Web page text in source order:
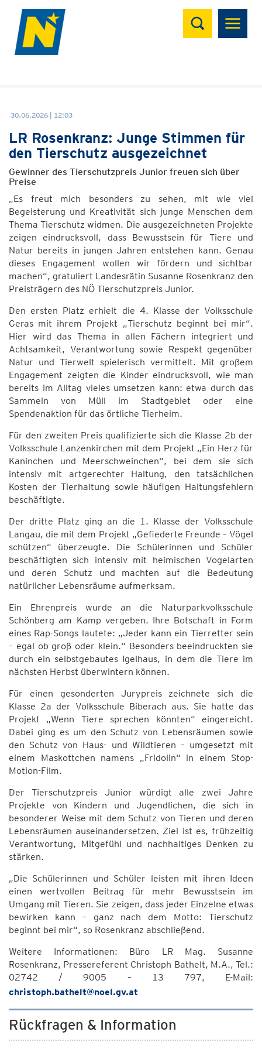
Suchen
30.06.2026 | 12:03
LR Rosenkranz: Junge Stimmen für
den Tierschutz ausgezeichnet
Gewinner des Tierschutzpreis Junior freuen sich über
Preise
„Es freut mich besonders zu sehen, mit wie viel
Begeisterung und Kreativität sich junge Menschen dem
Thema Tierschutz widmen. Die ausgezeichneten Projekte
zeigen eindrucksvoll, dass Bewusstsein für Tiere und
Natur bereits in jungen Jahren entstehen kann. Genau
dieses Engagement wollen wir fördern und sichtbar
machen“, gratuliert Landesrätin Susanne Rosenkranz den
Preisträgern des NÖ Tierschutzpreis Junior.
Den ersten Platz erhielt die 4. Klasse der Volksschule
Geras mit ihrem Projekt „Tierschutz beginnt bei mir“.
Hier wird das Thema in allen Fächern integriert und
Achtsamkeit, Verantwortung sowie Respekt gegenüber
Natur und Tierwelt spielerisch vermittelt. Mit großem
Engagement zeigten die Kinder eindrucksvoll, wie man
bereits im Alltag vieles umsetzen kann: etwa durch das
Sammeln von Müll im Stadtgebiet oder eine
Spendenaktion für das örtliche Tierheim.
Für den zweiten Preis qualifizierte sich die Klasse 2b der
Volksschule Lanzenkirchen mit dem Projekt „Ein Herz für
Kaninchen und Meerschweinchen“, bei dem sie sich
intensiv mit artgerechter Haltung, den tatsächlichen
Kosten der Tierhaltung sowie häufigen Haltungsfehlern
beschäftigte.
Der dritte Platz ging an die 1. Klasse der Volksschule
Langau, die mit dem Projekt „Gefiederte Freunde – Vögel
schützen“ überzeugte. Die Schülerinnen und Schüler
beschäftigten sich intensiv mit heimischen Vogelarten
und deren Schutz und machten auf die Bedeutung
natürlicher Lebensräume aufmerksam.
Ein Ehrenpreis wurde an die Naturparkvolksschule
Schönberg am Kamp vergeben. Ihre Botschaft in Form
eines Rap-Songs lautete: „Jeder kann ein Tierretter sein
– egal ob groß oder klein.“ Besonders beeindruckten sie
durch ein selbstgebautes Igelhaus, in dem die Tiere im
nächsten Herbst überwintern können.
Für einen gesonderten Jurypreis zeichnete sich die
Klasse 2a der Volksschule Biberach aus. Sie hatte das
Projekt „Wenn Tiere sprechen könnten“ eingereicht.
Dabei ging es um den Schutz von Lebensräumen sowie
den Schutz von Haus- und Wildtieren – umgesetzt mit
einem Maskottchen namens „Fridolin“ in einem Stop-
Motion-Film.
Der Tierschutzpreis Junior würdigt alle zwei Jahre
Projekte von Kindern und Jugendlichen, die sich in
besonderer Weise mit dem Schutz von Tieren und deren
Lebensräumen auseinandersetzen. Ziel ist es, frühzeitig
Verantwortung, Mitgefühl und nachhaltiges Denken zu
stärken.
„Die Schülerinnen und Schüler leisten mit ihren Ideen
einen wertvollen Beitrag für mehr Bewusstsein im
Umgang mit Tieren. Sie zeigen, dass jeder Einzelne etwas
bewirken kann – ganz nach dem Motto: Tierschutz
beginnt bei mir“, so Rosenkranz abschließend.
Weitere Informationen: Büro LR Mag. Susanne
Rosenkranz, Pressereferent Christoph Bathelt, M.A., Tel.:
02742 / 9005 – 13 797, E-Mail:
christoph.bathelt@noel.gv.at
Rückfragen & Information